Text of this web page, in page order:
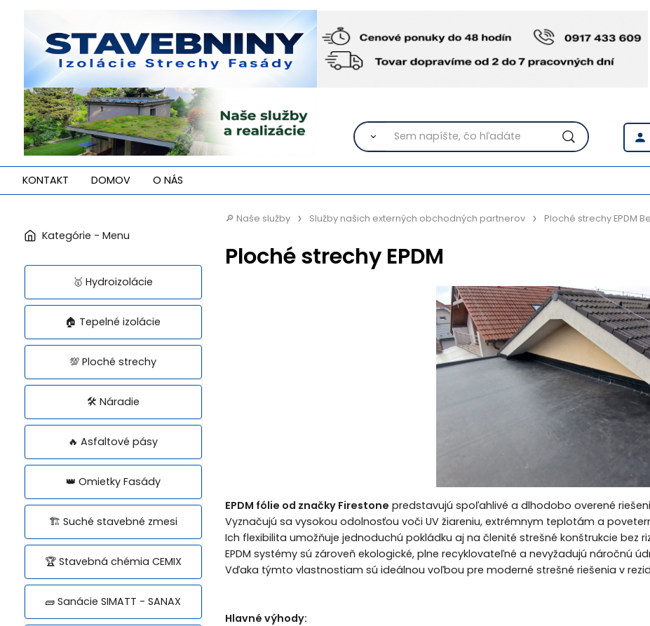
KONTAKT DOMOV O NÁS
🥇 Hydroizolácie
🏠 Tepelné izolácie
💯 Ploché strechy
🛠️ Náradie
🔥 Asfaltové pásy
👑 Omietky Fasády
🏗️ Suché stavebné zmesi
🏆 Stavebná chémia CEMIX
🧱 Sanácie SIMATT - SANAX
🔎 Naše služby Služby našich externých obchodných partnerov Ploché strechy EPDM
Ploché strechy EPDM
EPDM fólie od značky Firestone predstavujú spoľahlivé a dlhodobo overené
Vyznačujú sa vysokou odolnosťou voči UV žiareniu, extrémnym teplotám a
Ich flexibilita umožňuje jednoduchú pokládku aj na členité strešné konštrukcie bez
EPDM systémy sú zároveň ekologické, plne recyklovateľné a nevyžadujú náročnú
Vďaka týmto vlastnostiam sú ideálnou voľbou pre moderné strešné riešenia v
Hlavné výhody: